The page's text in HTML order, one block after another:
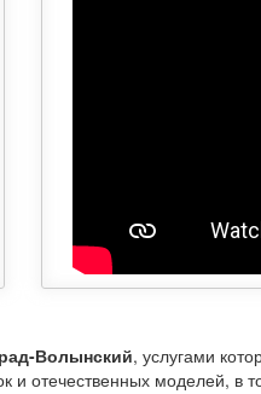
Волынский, услугами
отечественных моделей, в